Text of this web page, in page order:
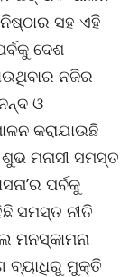
ସହ ଏହି
ଦେଶ
ନଜିର
ଓ
କରାଯାଉଛି
ଶୁଭ ମନାସୀ ସମସ୍ତ
ପର୍ବକୁ
ସମସ୍ତ ନୀତି
ମନସ୍କାମନା
ବ୍ୟାଧିରୁ ମୁକ୍ତି